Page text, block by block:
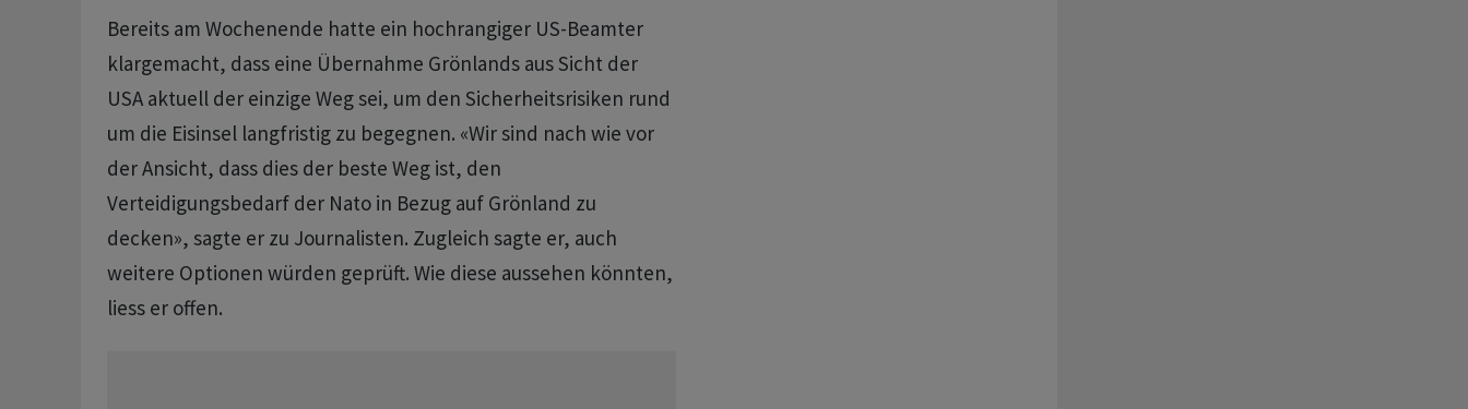
Bereits am Wochenende hatte ein hochrangiger US-Beamter
klargemacht, dass eine Übernahme Grönlands aus Sicht der
USA aktuell der einzige Weg sei, um den Sicherheitsrisiken rund
um die Eisinsel langfristig zu begegnen. «Wir sind nach wie vor
der Ansicht, dass dies der beste Weg ist, den
Verteidigungsbedarf der Nato in Bezug auf Grönland zu
decken», sagte er zu Journalisten. Zugleich sagte er, auch
weitere Optionen würden geprüft. Wie diese aussehen könnten,
liess er offen.